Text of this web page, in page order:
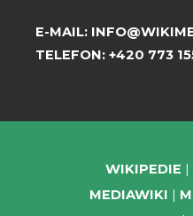
E-MAIL:
TELEFON: +420 773
WIKIPEDIE
MEDIAWIKI